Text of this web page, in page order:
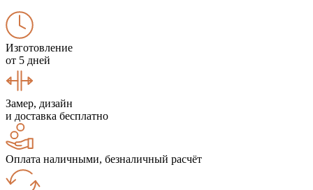
Изготовление
от 5 дней
Замер, дизайн
и доставка бесплатно
Оплата наличными, безналичный расчёт